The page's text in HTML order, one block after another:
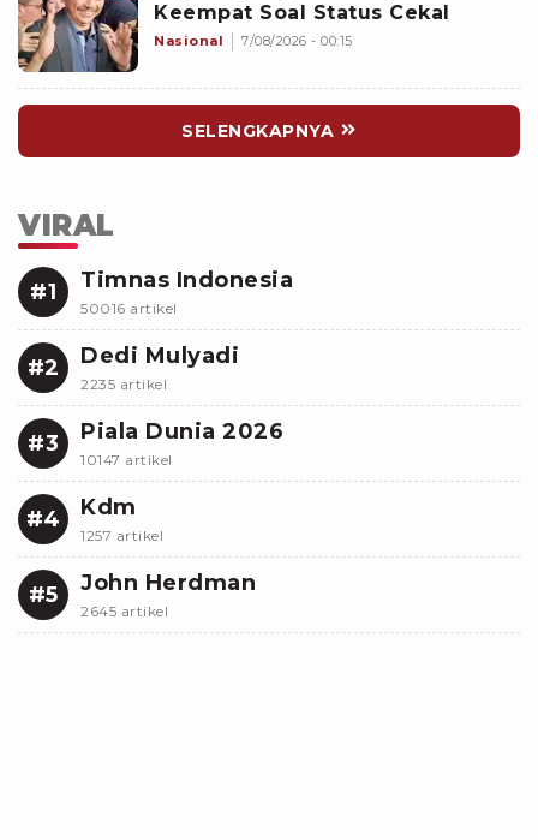
Keempat Soal Status Cekal
Nasional 7/08/2026 - 00:15
SELENGKAPNYA
VIRAL
#1 Timnas Indonesia
50016 artikel
#2 Dedi Mulyadi
2235 artikel
#3 Piala Dunia 2026
10147 artikel
#4 Kdm
1257 artikel
#5 John Herdman
2645 artikel